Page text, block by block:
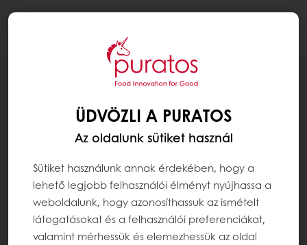
RECEPTEK
CHOCOPUF
ÜDVÖZLI A PURATOS
Az oldalunk sütiket használ
Sütiket használunk annak érdekében, hogy a
lehető legjobb felhasználói élményt nyújhassa a
weboldalunk, hogy azonosíthassuk az ismételt
látogatásokat és a felhasználói preferenciákat,
valamint mérhessük és elemezhessük az oldal